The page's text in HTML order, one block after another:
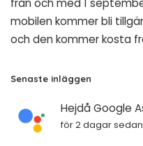
från och med 1
mobilen kommer bli
och den kommer kosta
Senaste inläggen
Hejdå Google
för 2 dagar sedan